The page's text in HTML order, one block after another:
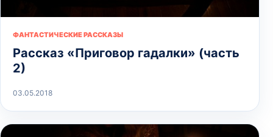
ФАНТАСТИЧЕСКИЕ РАССКАЗЫ
Рассказ «Приговор гадалки» (часть
2)
03.05.2018